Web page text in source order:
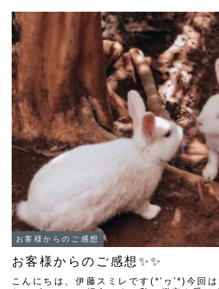
お客様からのご感想
お客様からのご感想✨✨
こんにちは、伊藤スミレです(*'ヮ'*)今回